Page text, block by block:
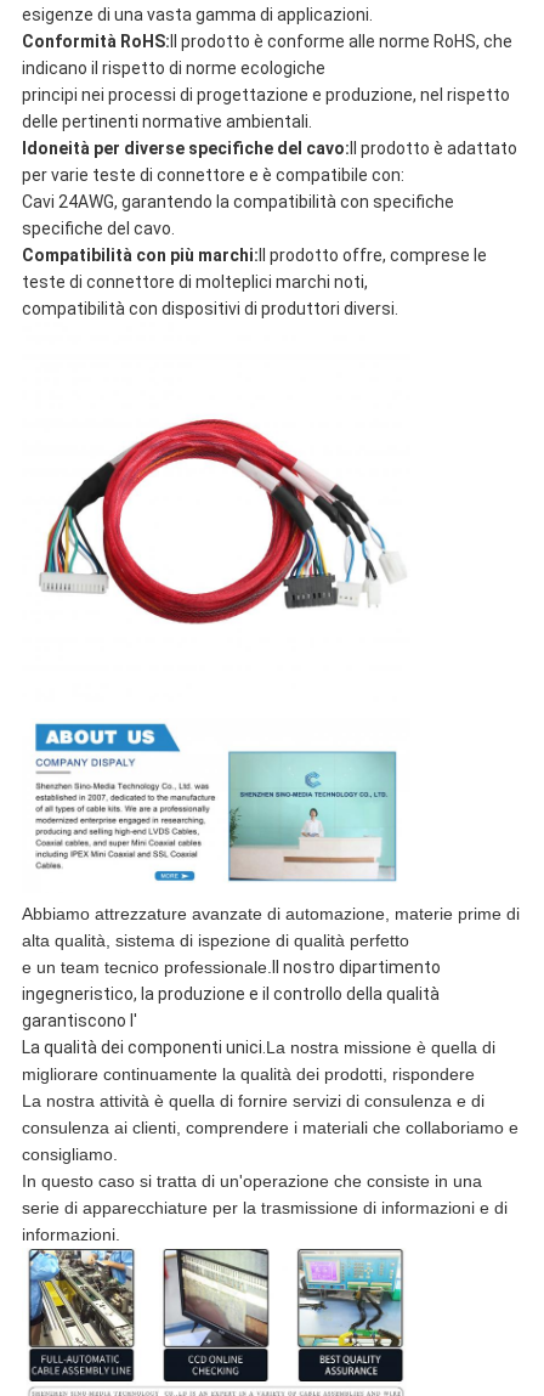
esigenze di una vasta gamma di applicazioni.
Conformità RoHS: Il prodotto è conforme alle norme RoHS, che
indicano il rispetto di norme ecologiche
principi nei processi di progettazione e produzione, nel rispetto
delle pertinenti normative ambientali.
Idoneità per diverse specifiche del cavo: Il prodotto è adattato
per varie teste di connettore e è compatibile con:
Cavi 24AWG, garantendo la compatibilità con specifiche
specifiche del cavo.
Compatibilità con più marchi: Il prodotto offre, comprese le
teste di connettore di molteplici marchi noti,
compatibilità con dispositivi di produttori diversi.
Abbiamo attrezzature avanzate di automazione, materie prime di
alta qualità, sistema di ispezione di qualità perfetto
e un team tecnico professionale. Il nostro dipartimento
ingegneristico, la produzione e il controllo della qualità
garantiscono l'
La qualità dei componenti unici.La nostra missione è quella di
migliorare continuamente la qualità dei prodotti, rispondere
La nostra attività è quella di fornire servizi di consulenza e di
consulenza ai clienti, comprendere i materiali che collaboriamo e
consigliamo.
In questo caso si tratta di un'operazione che consiste in una
serie di apparecchiature per la trasmissione di informazioni e di
informazioni.